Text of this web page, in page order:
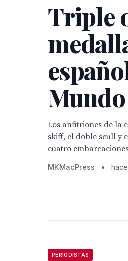
Triple
Los anfitriones de la
skiff, el doble scull y
cuatro
MKMacPress •
PERIODISTAS